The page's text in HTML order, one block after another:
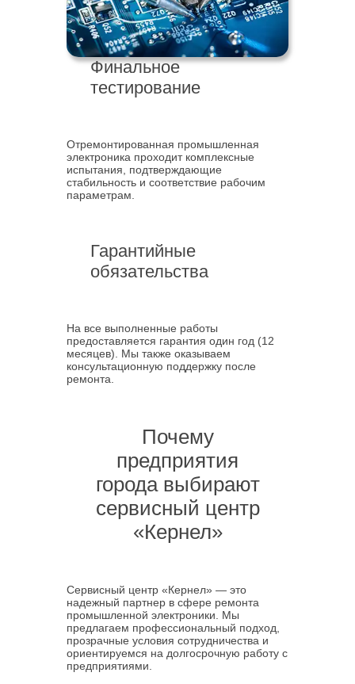
Финальное
тестирование
Отремонтированная промышленная
электроника проходит комплексные
испытания, подтверждающие
стабильность и соответствие рабочим
параметрам.
Гарантийные
обязательства
На все выполненные работы
предоставляется гарантия один год (12
месяцев). Мы также оказываем
консультационную поддержку после
ремонта.
Почему
предприятия
города выбирают
сервисный центр
«Кернел»
Сервисный центр «Кернел» — это
надежный партнер в сфере ремонта
промышленной электроники. Мы
предлагаем профессиональный подход,
прозрачные условия сотрудничества и
ориентируемся на долгосрочную работу с
предприятиями.